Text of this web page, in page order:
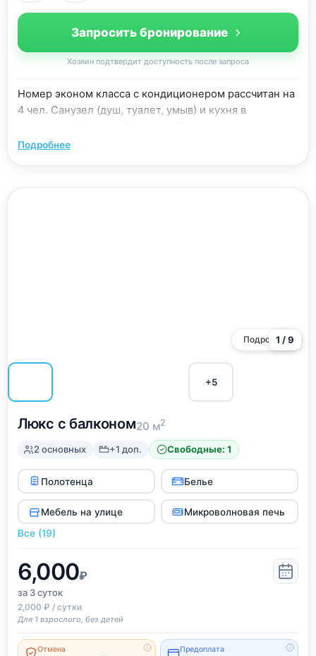
Запросить бронирование
Хозяин подтвердит доступность после запроса
Номер эконом класса с кондиционером рассчитан на
4 чел. Санузел (душ, туалет, умыв) и кухня в
закрываются на ключ.
Подробнее
Подробнее
1 / 9
+5
Люкс с балконом20 м2
2 основных +1 доп. Свободные: 1
Полотенца Белье
Мебель на улице
Микроволновая печь
Все (19)
6,000₽
за 3суток
2,000 ₽ / сутки
Для 1 взрослого, без детей
Отмена Предоплата